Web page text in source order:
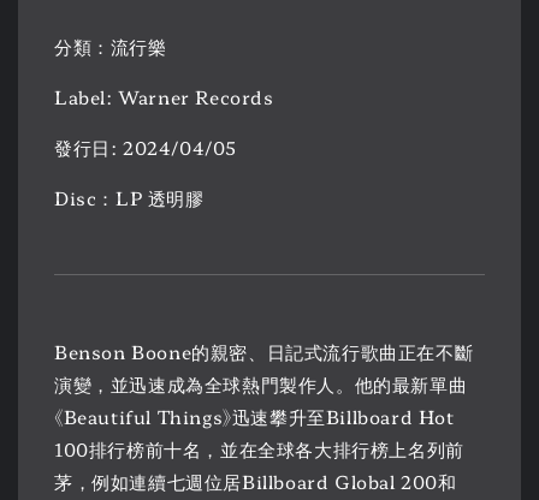
分類：流行樂
Label: Warner Records
發行日: 2024/04/05
Disc：LP 透明膠
Benson Boone的親密、日記式流行歌曲正在不斷
演變，並迅速成為全球熱門製作人。他的最新單曲
《Beautiful Things》迅速攀升至Billboard Hot
100排行榜前十名，並在全球各大排行榜上名列前
茅，例如連續七週位居Billboard Global 200和